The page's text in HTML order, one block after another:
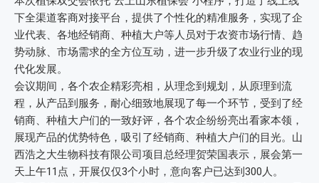
下全渠道客商对接平台，提供了个性化的精准服务，实现了企
业代表、各地经销商、种植大户等人员对于农资市场行情、趋
势动脉、市场需求的全方位互动，进一步升级了农业行业的现
代化发展。
会议期间，各个农企精彩亮相，从理念到规划，从原理到流
程，从产品到服务，耐心细致地展现了每一个环节，受到了经
销商、种植大户们的一致好评，各个农企纷纷亮出看家本领，
展现产品的优势特色，吸引了经销商、种植大户们的目光。山
西浩之大生物科技有限公司项目总经理贺荣国表示，展会第一
天上午11点，开展仅仅3个小时，意向客户已达到300人。